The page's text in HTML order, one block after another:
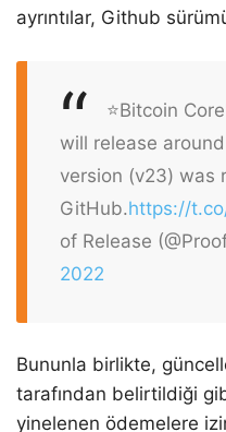
ayrıntılar, Github
⭐️Bitcoin
will release
version (v23) was
GitHub.https://
of Release
2022
Bununla birlikte,
tarafından belirtildiği
yinelenen ödemelere